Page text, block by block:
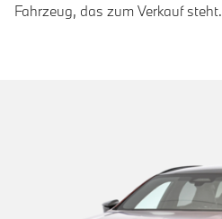
Fahrzeug, das zum Verkauf steht.